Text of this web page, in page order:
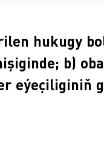
hukugy
b)
eýeçiliginiň